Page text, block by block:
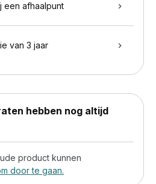
een afhaalpunt
van 3 jaar
hebben nog altijd
product kunnen
door te gaan.